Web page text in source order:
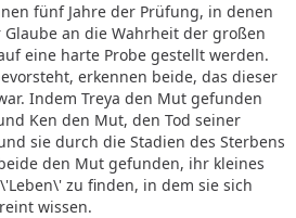
fünf Jahre der Prüfung, in denen
an die Wahrheit der großen
eine harte Probe gestellt werden.
erkennen beide, das dieser
Indem Treya den Mut gefunden
Ken den Mut, den Tod seiner
sie durch die Stadien des Sterbens
den Mut gefunden, ihr kleines
zu finden, in dem sie sich
wissen.